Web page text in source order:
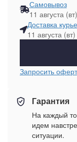
Самовывоз
11 августа (вт)
Доставка
11 августа (вт)
Запросить
Гарантия
На каждый
идем
ситуации.